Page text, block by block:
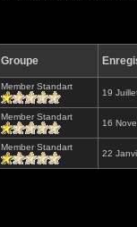
Groupe
Member Standart
19
Member Standart
16
Member Standart
22